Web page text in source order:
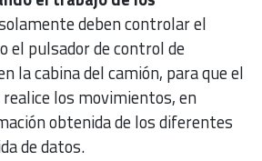
deben controlar el
el pulsador de control de
la cabina del camión, para que el
los movimientos, en
obtenida de los diferentes
de datos.